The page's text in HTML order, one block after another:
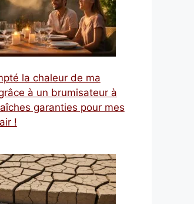
la chaleur de ma
à un brumisateur à
garanties pour mes
!